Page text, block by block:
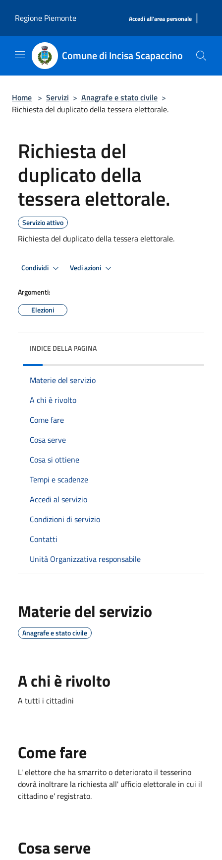
Regione Piemonte
Accedi all'area personale |
Comune di Incisa Scapaccino
Home > Servizi > Anagrafe e stato civile >
Richiesta del duplicato della tessera elettorale.
Richiesta del
duplicato della
tessera elettorale.
Servizio attivo
Richiesta del duplicato della tessera elettorale.
Condividi Vedi azioni
Argomenti:
Elezioni
INDICE DELLA PAGINA
Materie del servizio
A chi è rivolto
Come fare
Cosa serve
Cosa si ottiene
Tempi e scadenze
Accedi al servizio
Condizioni di servizio
Contatti
Unità Organizzativa responsabile
Materie del servizio
Anagrafe e stato civile
A chi è rivolto
A tutti i cittadini
Come fare
L' elettore che ha smarrito o deteriorato il tesserino
dovrà inoltrare la richiesta all' ufficio elettorale in cui il
cittadino e' registrato.
Cosa serve